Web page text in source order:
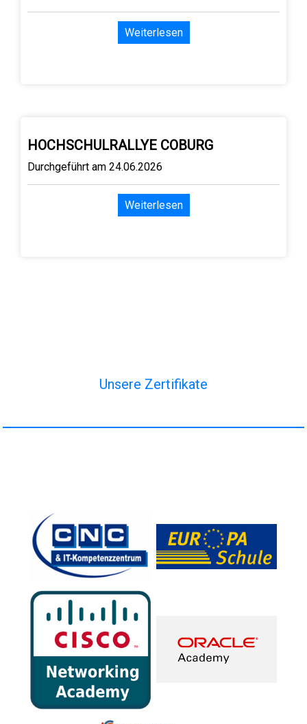
Weiterlesen
HOCHSCHULRALLYE COBURG
Durchgeführt am 24.06.2026
Weiterlesen
Unsere Zertifikate